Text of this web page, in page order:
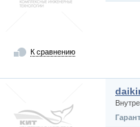
К сравнению